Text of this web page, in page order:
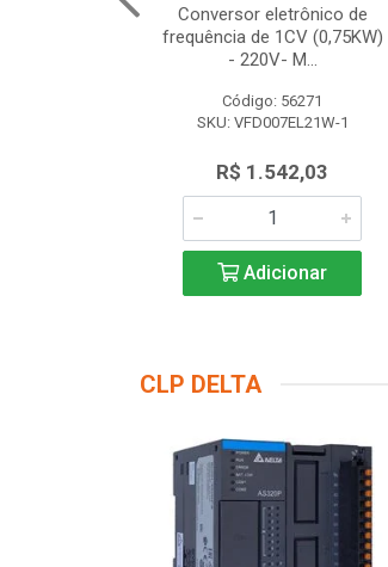
Conversor eletrônico de
frequência de 1CV (0,75KW)
- 220V- M...
Código: 56271
SKU: VFD007EL21W-1
R$ 1.542,03
Adicionar
CLP DELTA